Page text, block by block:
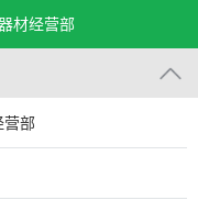
材经营部
部